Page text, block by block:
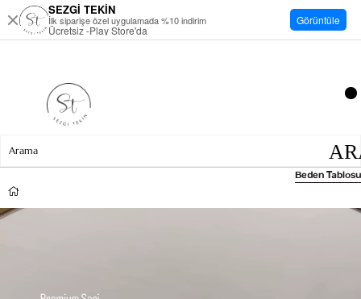
Beden Tablosu
SEZGİ TEKİN
İlk siparişe özel uygulamada %10 indirim
Ücretsiz -Play Store'da
Görüntüle